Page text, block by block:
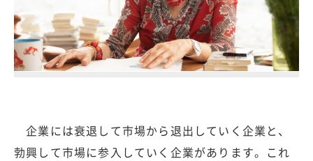
企業には衰退して市場から退出していく企業と、
勃興して市場に参入していく企業があります。これ